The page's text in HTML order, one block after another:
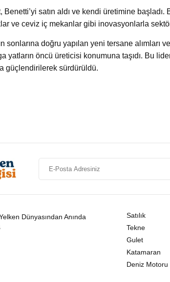
Benetti’yi satın aldı ve kendi üretimine
ve ceviz iç mekanlar gibi inovasyonlarla
sonlarına doğru yapılan yeni tersane alımları
yatların öncü üreticisi konumuna taşıdı. Bu
güçlendirilerek sürdürüldü.
Dünyasından Anında
Satılık
Tekne
Gulet
Katamaran
Deniz Motoru